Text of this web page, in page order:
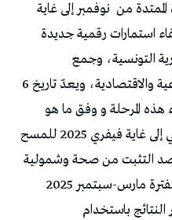
من نوفمبر إلى غاية
باستيفاء استمارات رقمية جديدة
التونسية، وجمع
خصائصهم الديمغرافية والاجتماعية والاقتصادية، ويعدّ تاريخ 6
هذه المرحلة و وفق ما هو
مبرمج ستخصص الفترة من جانفي إلى غاية فيفري 2025 للمسح
التثبت من صحة وشمولية
البيانات المجمعة، على أن تقع في الفترة مارس-سبتمبر 2025
باستخدام